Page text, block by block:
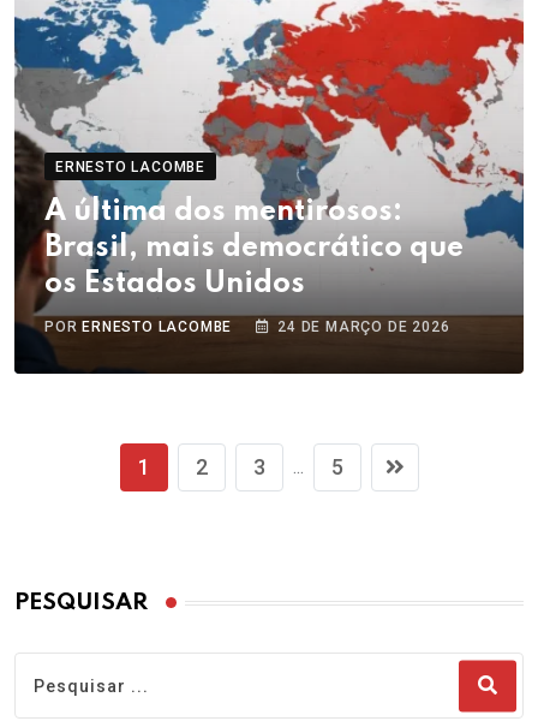
ERNESTO LACOMBE
A última dos mentirosos:
Brasil, mais democrático que
os Estados Unidos
POR ERNESTO LACOMBE 24 DE MARÇO DE 2026
1 2 3 ... 5
PESQUISAR